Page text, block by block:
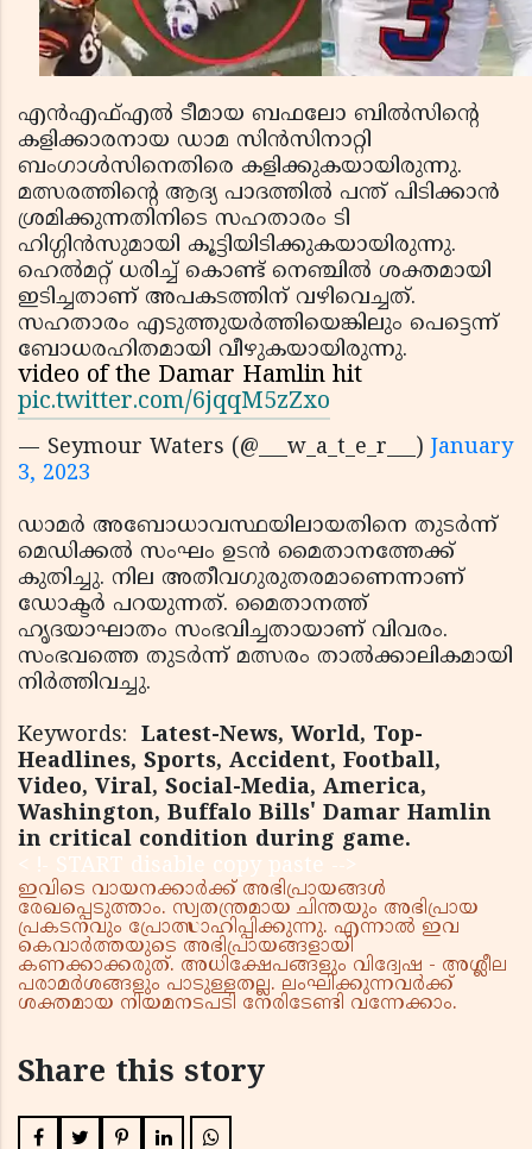
എന്‍എഫ്എല്‍ ടീമായ ബഫലോ ബില്‍സിന്റെ
കളിക്കാരനായ ഡാമ സിന്‍സിനാറ്റി
ബംഗാള്‍സിനെതിരെ കളിക്കുകയായിരുന്നു.
മത്സരത്തിന്റെ ആദ്യ പാദത്തില്‍ പന്ത് പിടിക്കാന്‍
ശ്രമിക്കുന്നതിനിടെ സഹതാരം ടി
ഹിഗ്ഗിന്‍സുമായി കൂട്ടിയിടിക്കുകയായിരുന്നു.
ഹെല്‍മറ്റ് ധരിച്ച് കൊണ്ട് നെഞ്ചില്‍ ശക്തമായി
ഇടിച്ചതാണ് അപകടത്തിന് വഴിവെച്ചത്.
സഹതാരം എടുത്തുയര്‍ത്തിയെങ്കിലും പെട്ടെന്ന്
ബോധരഹിതമായി വീഴുകയായിരുന്നു.
video of the Damar Hamlin hit
pic.twitter.com/6jqqM5zZxo
— Seymour Waters (@___w_a_t_e_r___) January
3, 2023
ഡാമര്‍ അബോധാവസ്ഥയിലായതിനെ തുടര്‍ന്ന്
മെഡിക്കല്‍ സംഘം ഉടന്‍ മൈതാനത്തേക്ക്
കുതിച്ചു. നില അതീവഗുരുതരമാണെന്നാണ്
ഡോക്ടര്‍ പറയുന്നത്. മൈതാനത്ത്
ഹൃദയാഘാതം സംഭവിച്ചതായാണ് വിവരം.
സംഭവത്തെ തുടര്‍ന്ന് മത്സരം താല്‍ക്കാലികമായി
നിര്‍ത്തിവച്ചു.
Keywords: Latest-News, World, Top-
Headlines, Sports, Accident, Football,
Video, Viral, Social-Media, America,
Washington, Buffalo Bills' Damar Hamlin
in critical condition during game.
< !- START disable copy paste -->
ഇവിടെ വായനക്കാർക്ക് അഭിപ്രായങ്ങൾ
രേഖപ്പെടുത്താം. സ്വതന്ത്രമായ ചിന്തയും അഭിപ്രായ
പ്രകടനവും പ്രോത്സാഹിപ്പിക്കുന്നു. എന്നാൽ ഇവ
കെവാർത്തയുടെ അഭിപ്രായങ്ങളായി
കണക്കാക്കരുത്. അധിക്ഷേപങ്ങളും വിദ്വേഷ - അശ്ലീല
പരാമർശങ്ങളും പാടുള്ളതല്ല. ലംഘിക്കുന്നവർക്ക്
ശക്തമായ നിയമനടപടി നേരിടേണ്ടി വന്നേക്കാം.
Share this story